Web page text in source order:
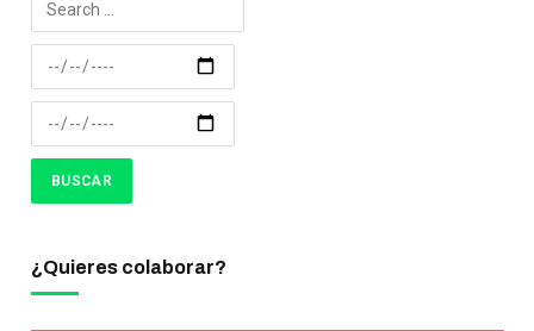
¿Quieres colaborar?